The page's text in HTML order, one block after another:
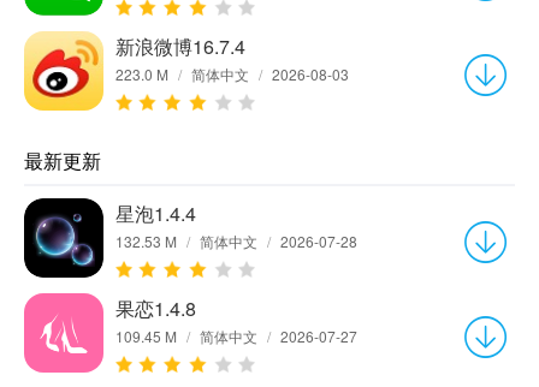
新浪微博16.7.4
223.0 M / 简体中文 / 2026-08-03
最新更新
星泡1.4.4
132.53 M / 简体中文 / 2026-07-28
果恋1.4.8
109.45 M / 简体中文 / 2026-07-27